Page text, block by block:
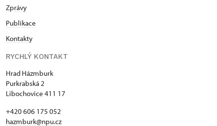
Zprávy
Publikace
Kontakty
RYCHLÝ KONTAKT
Hrad Házmburk
Purkrabská 2
Libochovice 411 17
+420 606 175 052
hazmburk@npu.cz